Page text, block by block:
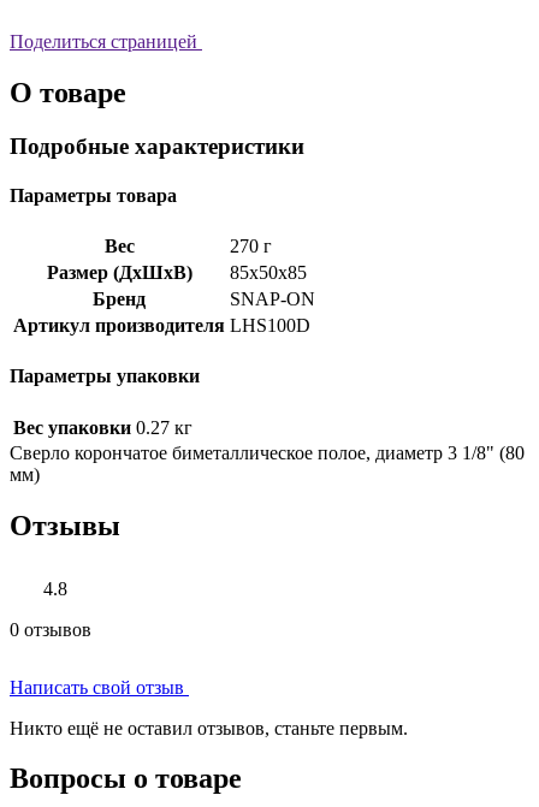
Поделиться страницей
О товаре
Подробные характеристики
Параметры товара
Вес
270 г
Размер (ДхШхВ)
85x50x85
Бренд
SNAP-ON
Артикул производителя LHS100D
Параметры упаковки
Вес упаковки 0.27 кг
Сверло корончатое биметаллическое полое, диаметр 3 1/8" (80
мм)
Отзывы
4.8
0 отзывов
Написать свой отзыв
Никто ещё не оставил отзывов, станьте первым.
Вопросы о товаре